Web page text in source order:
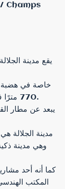
يقع مدينة
خاصة في هضبة
770 مترًا فوق مستوى سطح البحر في وادي حجول.
مدينة الجلالة
وهي مدينة
كما أنه أحد
المكتب